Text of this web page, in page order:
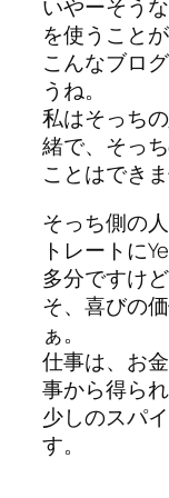
いやーそう
を使うこと
こんなブロ
うね。
私はそっち
緒で、そっ
ことはできま
そっち側の
トレートに
多分ですけ
そ、喜びの
ぁ。
仕事は、お
事から得ら
少しのスパ
す。